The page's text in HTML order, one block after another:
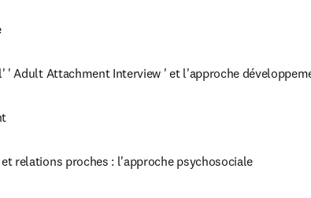
' Adult Attachment Interview ' et l'approche
relations proches : l'approche psychosociale